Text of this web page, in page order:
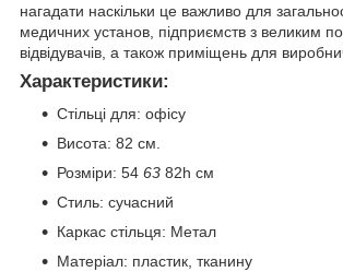
нагадати наскільки це важливо для
медичних установ, підприємств з великим
відвідувачів, а також приміщень для
Характеристики:
Стільці для: офісу
Висота: 82 см.
Розміри: 54 63 82h см
Стиль: сучасний
Каркас стільця: Метал
Матеріал: пластик, тканину